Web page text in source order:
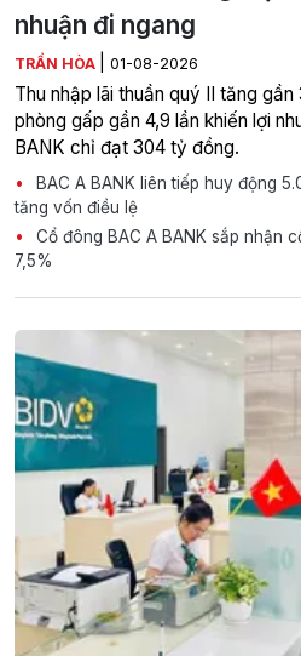
nhuận đi ngang
TRẦN HÒA 01-08-2026
Thu nhập lãi thuần quý II tăng
phòng gấp gần 4,9 lần khiến lợi
BANK chỉ đạt 304 tỷ đồng.
BAC A BANK liên tiếp huy động
tăng vốn điều lệ
Cổ đông BAC A BANK sắp nhận
7,5%